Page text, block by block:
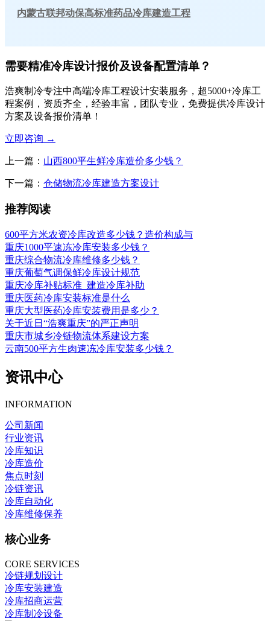
内蒙古联邦动保高标准药品冷库建造工程
需要精准冷库设计报价及设备配置清单？
浩爽制冷专注中高端冷库工程设计安装服务，超5000+冷库工
程案例，资质齐全，经验丰富，团队专业，免费提供冷库设计
方案及设备报价清单！
立即咨询 →
上一篇： 山西800平生鲜冷库造价多少钱？
下一篇： 仓储物流冷库建造方案设计
推荐阅读
600平方米农资冷库改造多少钱？造价构成与
重庆1000平速冻冷库安装多少钱？
重庆综合物流冷库维修多少钱？
重庆葡萄气调保鲜冷库设计规范
重庆冷库补贴标准_建造冷库补助
重庆医药冷库安装标准是什么
重庆大型医药冷库安装费用是多少？
关于近日“浩爽重庆”的严正声明
重庆市城乡冷链物流体系建设方案
云南500平方生肉速冻冷库安装多少钱？
资讯中心
INFORMATION
公司新闻
行业资讯
冷库知识
冷库造价
焦点时刻
冷链资讯
冷库自动化
冷库维修保养
核心业务
CORE SERVICES
冷链规划设计
冷库安装建造
冷库招商运营
冷库制冷设备